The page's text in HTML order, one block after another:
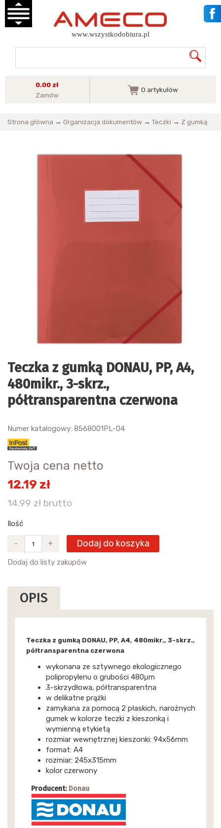
www.wszystkodobiura.pl
0.00 zł
Zamów
0 artykułów
Strona główna → Organizacja dokumentów → Teczki → Z gumką
Teczka z gumką DONAU, PP, A4,
480mikr., 3-skrz.,
półtransparentna czerwona
Numer katalogowy: 8568001PL-04
Twoja cena netto
12.19 zł
14.99 zł brutto
Ilość
- + Dodaj do koszyka
Dodaj do listy zakupów
OPIS
Teczka z gumką DONAU, PP, A4, 480mikr., 3-skrz.,
półtransparentna czerwona
wykonana ze sztywnego ekologicznego
polipropylenu o grubości 480μm
3-skrzydłowa, półtransparentna
w delikatne prążki
zamykana za pomocą 2 płaskich, narożnych
gumek w kolorze teczki z kieszonką i
wymienną etykietą
rozmiar wewnętrznej kieszonki: 94x56mm
format: A4
rozmiar: 245x315mm
kolor czerwony
Producent: Donau